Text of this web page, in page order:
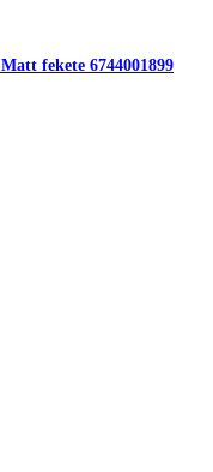
fekete 6744001899